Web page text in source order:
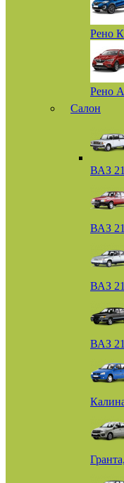
Рено
Рено
Салон
ВАЗ
ВАЗ
ВАЗ
ВАЗ